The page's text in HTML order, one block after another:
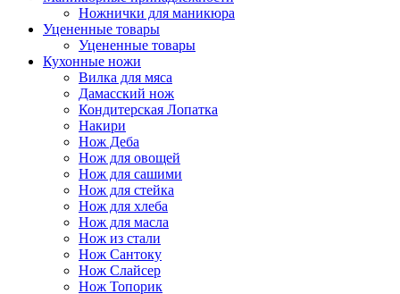
Ножнички для маникюра
Уцененные товары
Уцененные товары
Кухонные ножи
Вилка для мяса
Дамасский нож
Кондитерская Лопатка
Накири
Нож Деба
Нож для овощей
Нож для сашими
Нож для стейка
Нож для хлеба
Нож для масла
Нож из стали
Нож Сантоку
Нож Слайсер
Нож Топорик